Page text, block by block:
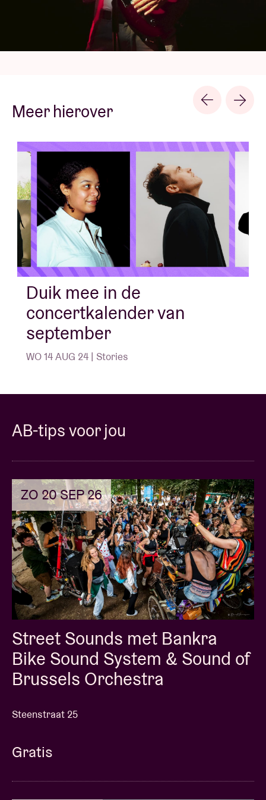
'Origin' (2019). Met zijn smakelijke mix van soul, jazz
en hiphop maakt Jordan Rakei steeds meer
samenwerkingen (FKJ, Richard Spayen, Tom Misch,
Loyle Carner, ...), reist hij de wereld rond en sleept hij
Nieuw-Zeelander opnieuw wat hij in zijn mars heeft
met 'What We Call Life', het album dat hij in 2022 live
concert. Met hernieuwde energie en frisse ideeën
kondigt Jordan Rakei nu de komst van 'The Loop'
aan. Dit vijfde, zelfgeproduceerde album bevat de
prachtige 'Flowers' en ‘Freedom’, twee gevoelige,
subtiele en luchtige nummers. Zijn universum,
steeds doordrongen van een vleugje jazz en funky
grooves, is een streling voor het oor. Het nieuwe
album van Rakei is zijn meest samenhangende en
complete werk tot nog toe.
Concert Pictures © Lucinde Wahlen
Meer hierover
Duik mee in de
concertkalender van
september
WO 14 AUG 24 | Stories
AB-tips voor jou
ZO 20 SEP 26
Street Sounds met Bankra
Bike Sound System & Sound of
Brussels Orchestra
Steenstraat 25
Gratis